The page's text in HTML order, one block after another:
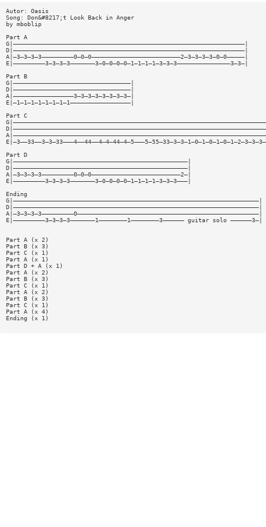
Autor: Oasis
Song: Don&#8217;t Look Back in Anger
by mboblip
Part A
G|—————————————————————————————————————————————————————————————————|
D|—————————————————————————————————————————————————————————————————|
A|—3—3—3—3—————————0—0—0—————————————————————————2—3—3—3—3—0—0—————|
E|—————————3—3—3—3———————3—0—0—0—0—1—1—1—1—3—3—3———————————————3—3—|
Part B
G|—————————————————————————————————|
D|—————————————————————————————————|
A|—————————————————3—3—3—3—3—3—3—3—|
E|—1—1—1—1—1—1—1—1—————————————————|
Part C
Part D
G|—————————————————————————————————————————————————|
D|—————————————————————————————————————————————————|
A|—3—3—3—3—————————0—0—0—————————————————————————2—|
E|—————————3—3—3—3———————3—0—0—0—0—1—1—1—1—3—3—3———|
Ending
G|—————————————————————————————————————————————————————————————————————|
D|—————————————————————————————————————————————————————————————————————|
A|—3—3—3—3—————————0———————————————————————————————————————————————————|
E|—————————3—3—3—3———————1————————1————————3—————— guitar solo ——————3—|
Part A (x 2)
Part B (x 3)
Part C (x 1)
Part A (x 1)
Part D + A (x 1)
Part A (x 2)
Part B (x 3)
Part C (x 1)
Part A (x 2)
Part B (x 3)
Part C (x 1)
Part A (x 4)
Ending (x 1)